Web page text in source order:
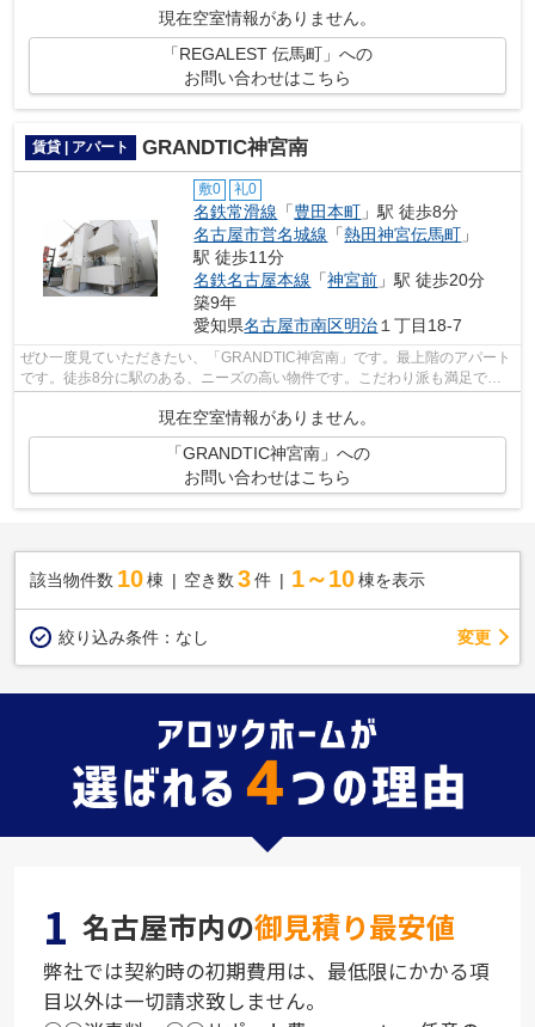
現在空室情報がありません。
「REGALEST 伝馬町」への
お問い合わせはこちら
賃貸 | アパート GRANDTIC神宮南
敷0 礼0
名鉄常滑線 「豊田本町 」駅 徒歩8分
名古屋市営名城線 「熱田神宮伝馬町 」
駅 徒歩11分
名鉄名古屋本線 「神宮前 」駅 徒歩20分
築9年
愛知県名古屋市南区明治 １丁目18-7
ぜひ一度見ていただきたい、「GRANDTIC神宮南」です。最上階のアパート
です。徒歩8分に駅のある、ニーズの高い物件です。こだわり派も満足でき
現在空室情報がありません。
「GRANDTIC神宮南」への
お問い合わせはこちら
該当物件数 10棟 空き数 3 件 1～10 棟を表示
絞り込み条件： なし 変更
1 名古屋市内の御見積り最安値
弊社では契約時の初期費用は、最低限にかかる項
目以外は一切請求致しません。